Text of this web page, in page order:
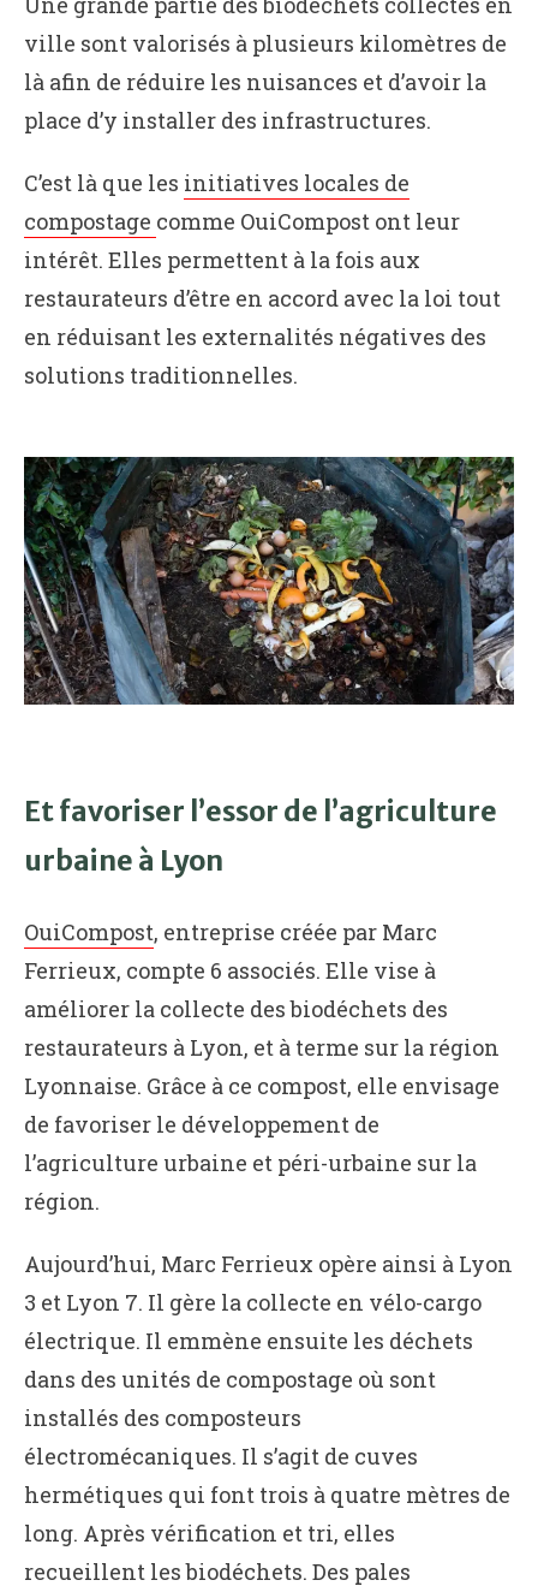
ville sont valorisés à plusieurs kilomètres de
là afin de réduire les nuisances et d’avoir la
place d’y installer des infrastructures.
C’est là que les initiatives locales de
compostage comme OuiCompost ont leur
intérêt. Elles permettent à la fois aux
restaurateurs d’être en accord avec la loi tout
en réduisant les externalités négatives des
solutions traditionnelles.
Et favoriser l’essor de l’agriculture
urbaine à Lyon
OuiCompost, entreprise créée par Marc
Ferrieux, compte 6 associés. Elle vise à
améliorer la collecte des biodéchets des
restaurateurs à Lyon, et à terme sur la région
Lyonnaise. Grâce à ce compost, elle envisage
de favoriser le développement de
l’agriculture urbaine et péri-urbaine sur la
région.
Aujourd’hui, Marc Ferrieux opère ainsi à Lyon
3 et Lyon 7. Il gère la collecte en vélo-cargo
électrique. Il emmène ensuite les déchets
dans des unités de compostage où sont
installés des composteurs
électromécaniques. Il s’agit de cuves
hermétiques qui font trois à quatre mètres de
long. Après vérification et tri, elles
recueillent les biodéchets. Des pales